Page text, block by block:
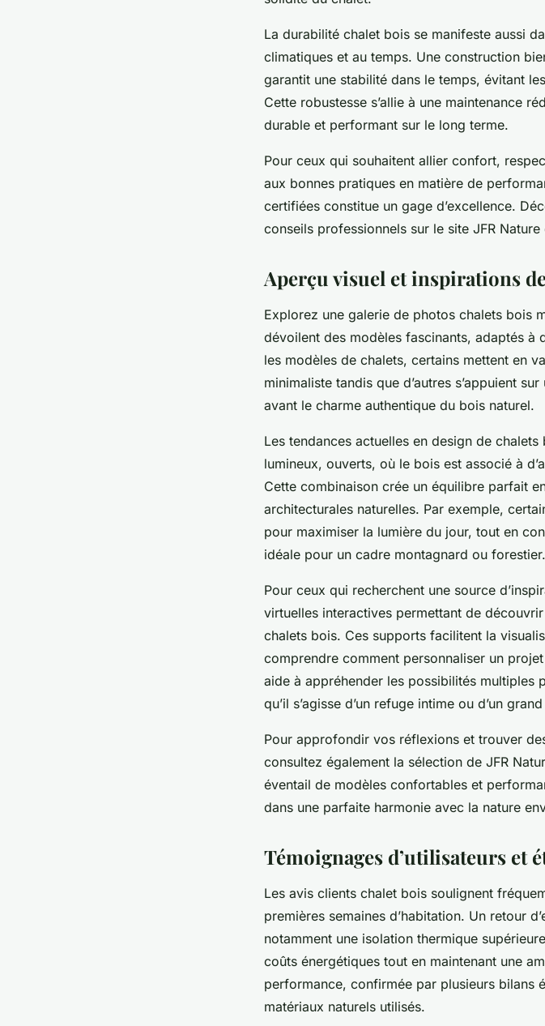
La durabilité chalet bois se manifeste aussi
climatiques et au temps. Une construction
garantit une stabilité dans le temps, évitant
Cette robustesse s’allie à une maintenance
durable et performant sur le long terme.
Pour ceux qui souhaitent allier confort,
aux bonnes pratiques en matière de
certifiées constitue un gage d’excellence.
conseils professionnels sur le site JFR Nature
Aperçu visuel et inspirations
Explorez une galerie de photos chalets bois
dévoilent des modèles fascinants, adaptés à
les modèles de chalets, certains mettent en
minimaliste tandis que d’autres s’appuient
avant le charme authentique du bois naturel.
Les tendances actuelles en design de
lumineux, ouverts, où le bois est associé à
Cette combinaison crée un équilibre parfait
architecturales naturelles. Par exemple,
pour maximiser la lumière du jour, tout en
idéale pour un cadre montagnard ou forestier.
Pour ceux qui recherchent une source
virtuelles interactives permettant de
chalets bois. Ces supports facilitent la
comprendre comment personnaliser un
aide à appréhender les possibilités multiples
qu’il s’agisse d’un refuge intime ou d’un
Pour approfondir vos réflexions et trouver
consultez également la sélection de JFR
éventail de modèles confortables et
dans une parfaite harmonie avec la nature
Témoignages d’utilisateurs et
Les avis clients chalet bois soulignent
premières semaines d’habitation. Un retour
notamment une isolation thermique
coûts énergétiques tout en maintenant une
performance, confirmée par plusieurs bilans
matériaux naturels utilisés.